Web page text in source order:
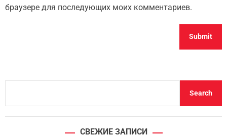
браузере для последующих моих комментариев.
Search
СВЕЖИЕ ЗАПИСИ